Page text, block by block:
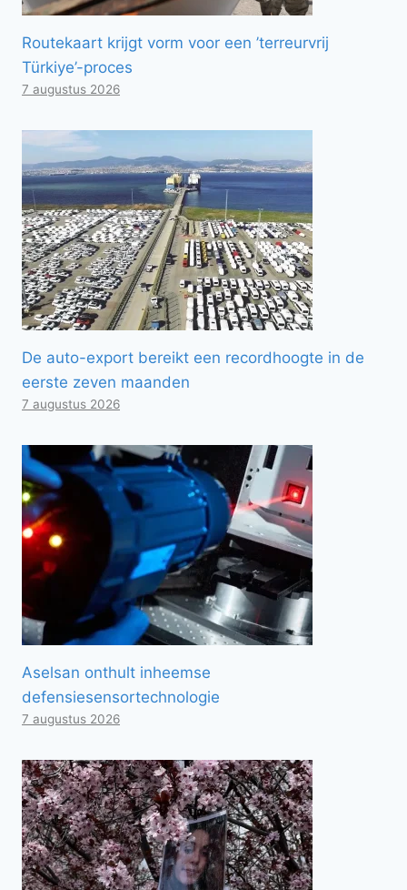
Routekaart krijgt vorm voor een ’terreurvrij
Türkiye’-proces
7 augustus 2026
De auto-export bereikt een recordhoogte in de
eerste zeven maanden
7 augustus 2026
Aselsan onthult inheemse
defensiesensortechnologie
7 augustus 2026